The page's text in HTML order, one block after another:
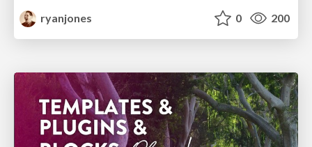
ryanjones
0 200